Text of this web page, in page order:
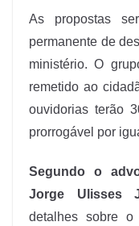
As propostas
permanente de
ministério. O
remetido ao
ouvidorias terão
prorrogável por
Segundo o
Jorge Ulisses
detalhes sobre o